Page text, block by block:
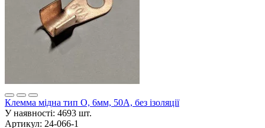
Клемма мідна тип О, 6мм, 50A, без ізоляції
У наявності: 4693 шт.
Артикул: 24-066-1